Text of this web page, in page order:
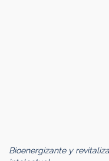
Bioenergizante y